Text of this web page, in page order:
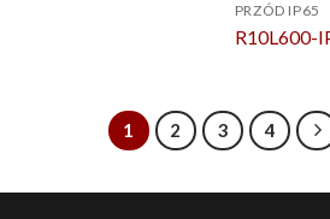
PRZÓD IP65
R10L600-
1 2 3 4